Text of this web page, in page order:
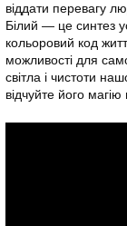
віддати перевагу
Білий — це синтез
кольоровий код
можливості для
світла і чистоти
відчуйте його магію